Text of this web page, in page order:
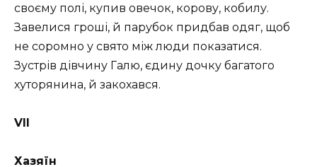
своєму полі, купив овечок, корову, кобилу.
Завелися гроші, й парубок придбав одяг, щоб
не соромно у свято між люди показатися.
Зустрів дівчину Галю, єдину дочку багатого
хуторянина, й закохався.
VII
Хазяїн